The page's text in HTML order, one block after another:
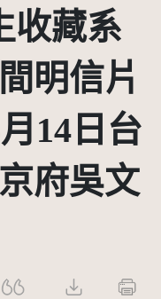
收藏系
明信片
14日台
府吳文